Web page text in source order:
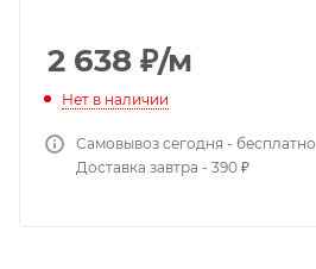
2 638 ₽/м
Нет в наличии
Самовывоз сегодня - бесплатно
Доставка завтра - 390 ₽